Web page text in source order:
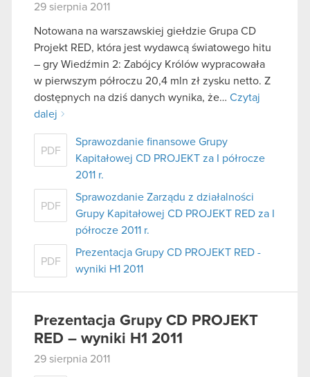
29 sierpnia 2011
Notowana na warszawskiej giełdzie Grupa CD
Projekt RED, która jest wydawcą światowego hitu
– gry Wiedźmin 2: Zabójcy Królów wypracowała
w pierwszym półroczu 20,4 mln zł zysku netto. Z
dostępnych na dziś danych wynika, że… Czytaj
dalej
PDF
Sprawozdanie finansowe Grupy
Kapitałowej CD PROJEKT za I półrocze
2011 r.
PDF
Sprawozdanie Zarządu z działalności
Grupy Kapitałowej CD PROJEKT RED za I
półrocze 2011 r.
PDF
Prezentacja Grupy CD PROJEKT RED -
wyniki H1 2011
Prezentacja Grupy CD PROJEKT
RED – wyniki H1 2011
29 sierpnia 2011